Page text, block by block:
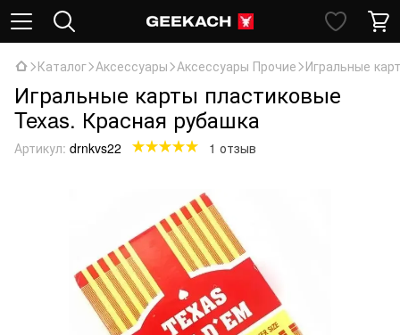
Каталог Аксессуары Аксессуары Прочие Игральные
Игральные карты пластиковые
Texas. Красная рубашка
Артикул: drnkvs22 1 отзыв